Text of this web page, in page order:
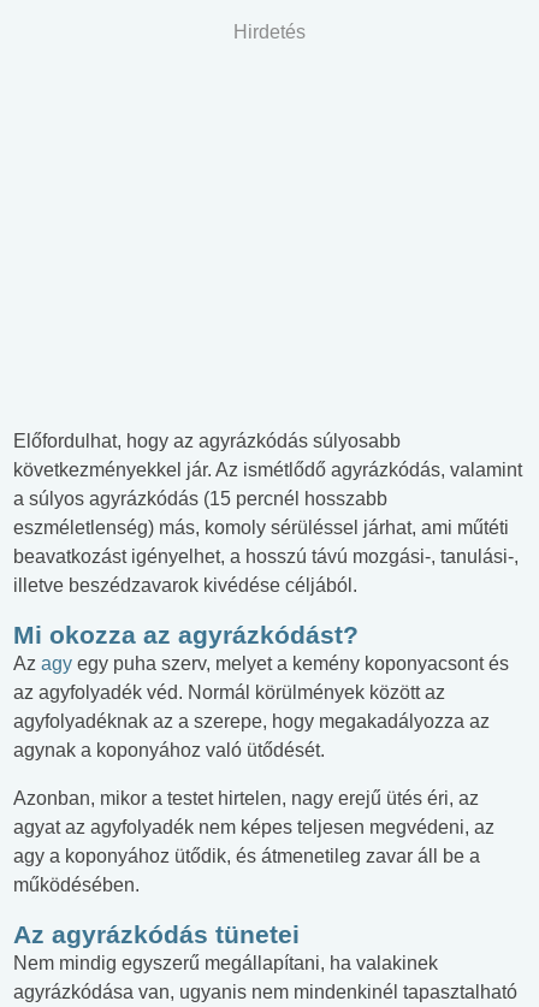
Hirdetés
Előfordulhat, hogy az agyrázkódás súlyosabb
következményekkel jár. Az ismétlődő agyrázkódás, valamint
a súlyos agyrázkódás (15 percnél hosszabb
eszméletlenség) más, komoly sérüléssel járhat, ami műtéti
beavatkozást igényelhet, a hosszú távú mozgási-, tanulási-,
illetve beszédzavarok kivédése céljából.
Mi okozza az agyrázkódást?
Az agy egy puha szerv, melyet a kemény koponyacsont és
az agyfolyadék véd. Normál körülmények között az
agyfolyadéknak az a szerepe, hogy megakadályozza az
agynak a koponyához való ütődését.
Azonban, mikor a testet hirtelen, nagy erejű ütés éri, az
agyat az agyfolyadék nem képes teljesen megvédeni, az
agy a koponyához ütődik, és átmenetileg zavar áll be a
működésében.
Az agyrázkódás tünetei
Nem mindig egyszerű megállapítani, ha valakinek
agyrázkódása van, ugyanis nem mindenkinél tapasztalható